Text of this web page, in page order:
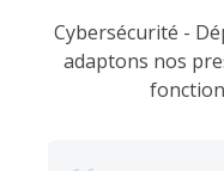
Cybersécurité -
adaptons nos